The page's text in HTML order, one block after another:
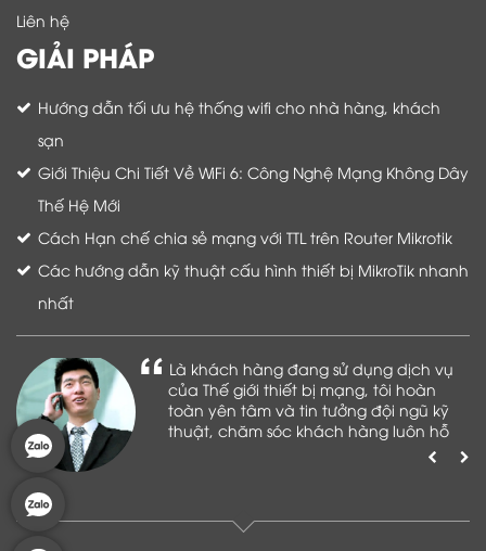
Liên hệ
GIẢI PHÁP
Hướng dẫn tối ưu hệ thống wifi cho nhà hàng, khách
sạn
Giới Thiệu Chi Tiết Về WiFi 6: Công Nghệ Mạng Không Dây
Thế Hệ Mới
Cách Hạn chế chia sẻ mạng với TTL trên Router Mikrotik
Các hướng dẫn kỹ thuật cấu hình thiết bị MikroTik nhanh
nhất
Là khách hàng đang sử dụng dịch vụ
của Thế giới thiết bị mạng, tôi hoàn
toàn yên tâm và tin tưởng đội ngũ kỹ
thuật, chăm sóc khách hàng luôn hỗ